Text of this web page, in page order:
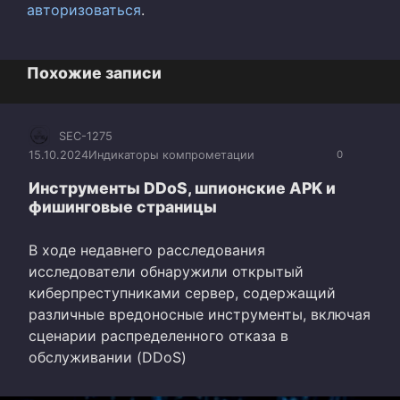
авторизоваться.
Похожие записи
0
SEC-1275
15.10.2024Индикаторы компрометации
Инструменты DDoS, шпионские APK и
фишинговые страницы
В ходе недавнего расследования
исследователи обнаружили открытый
киберпреступниками сервер, содержащий
различные вредоносные инструменты, включая
сценарии распределенного отказа в
обслуживании (DDoS)